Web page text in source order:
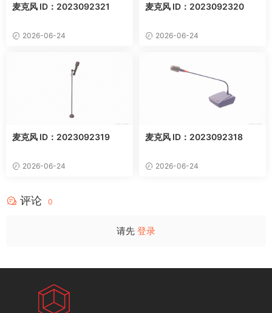
麦克风 ID：2023092321
2026-06-24
麦克风 ID：2023092320
2026-06-24
麦克风 ID：2023092319
2026-06-24
麦克风 ID：2023092318
2026-06-24
评论 0
请先 登录